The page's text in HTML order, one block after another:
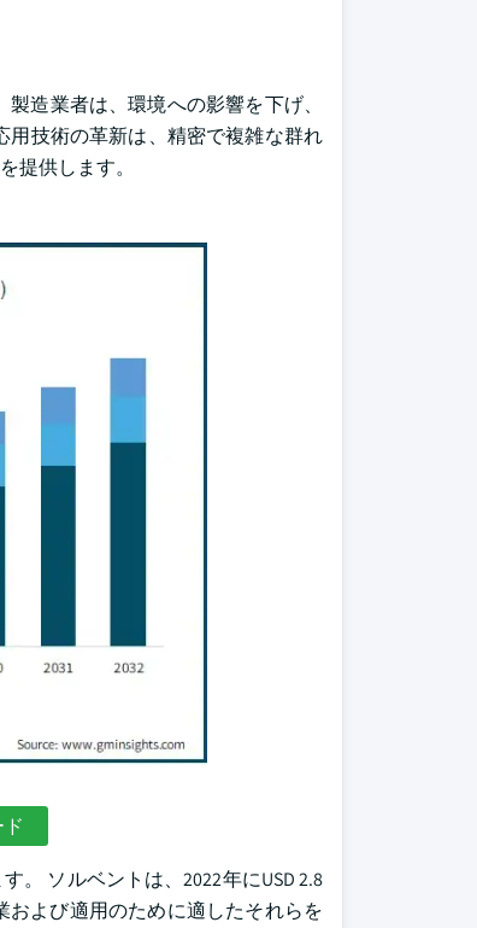
造業者は、環境への影響を下げ、
用技術の革新は、精密で複雑な群れ
提供します。
。 ソルベントは、2022年にUSD 2.8
よび適用のために適したそれらを